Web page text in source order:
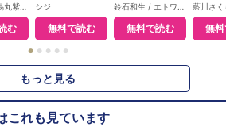
む
シジ
無料で読む 無料で読む 無
● ● ● ● ●
もっと見る
これも見ています